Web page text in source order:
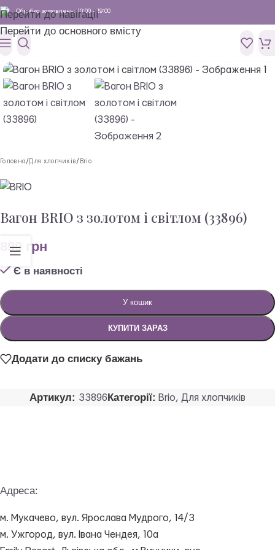
Перейти до навігації
Перейти до основного вмісту
Обробка замовлень: 10:00 - 19:00
Головна /Для хлопчиків / Brio
Вагон BRIO з золотом і світлом (33896)
899 грн
Є в наявності
У кошик
КУПИТИ ЗАРАЗ
Додати до списку бажань
Артикул: 33896Категорії: Brio, Для хлопчиків
Адреса:
м. Мукачево, вул. Ярослава Мудрого, 14/3
м. Ужгород, вул. Івана Чендея, 10а